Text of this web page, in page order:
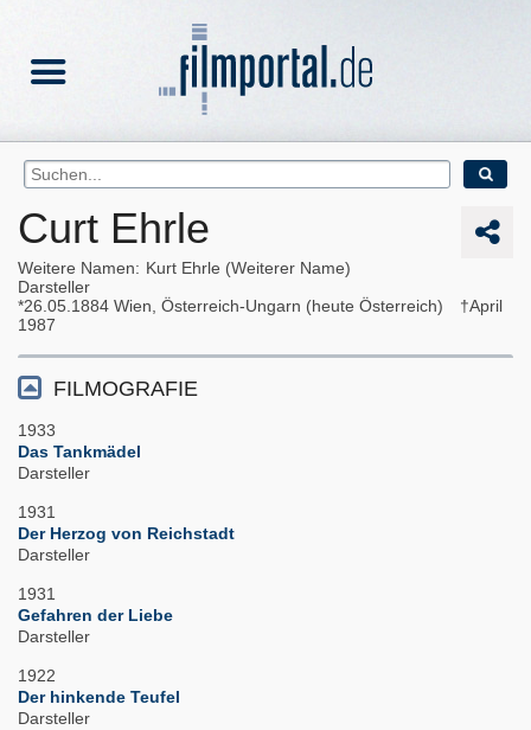
Curt Ehrle
Weitere Namen
Kurt Ehrle (Weiterer Name)
Darsteller
26.05.1884 Wien, Österreich-Ungarn (heute Österreich)
April
1987
FILMOGRAFIE
1933
Das Tankmädel
Darsteller
1931
Der Herzog von Reichstadt
Darsteller
1931
Gefahren der Liebe
Darsteller
1922
Der hinkende Teufel
Darsteller